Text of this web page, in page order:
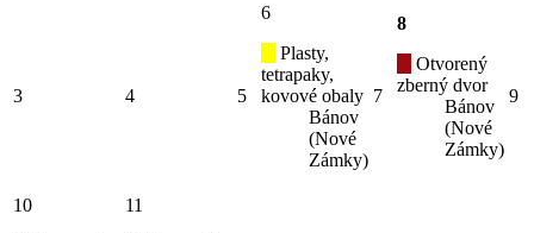
3 4 5
6
Plasty,
tetrapaky,
kovové obaly
Bánov
(Nové
Zámky)
7
8
Otvorený
zberný dvor
Bánov
(Nové
Zámky)
9
10
11